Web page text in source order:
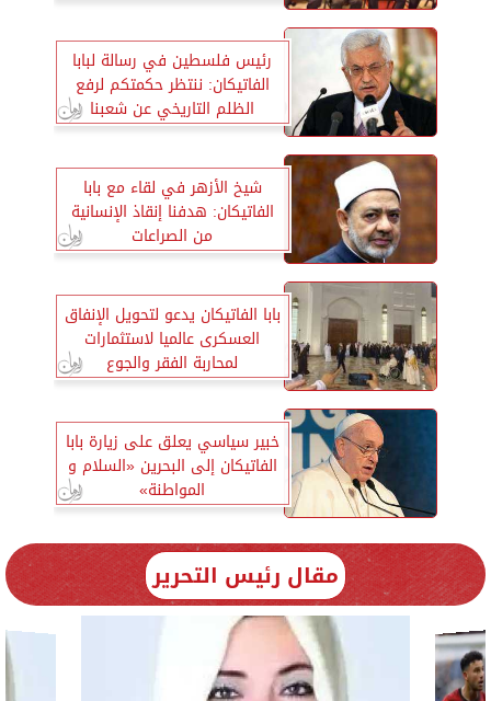
رئيس فلسطين في رسالة لبابا
الفاتيكان: ننتظر حكمتكم لرفع
الظلم التاريخي عن شعبنا
شيخ الأزهر في لقاء مع بابا
الفاتيكان: هدفنا إنقاذ الإنسانية
من الصراعات
بابا الفاتيكان يدعو لتحويل الإنفاق
العسكرى عالميا لاستثمارات
لمحاربة الفقر والجوع
خبير سياسي يعلق على زيارة بابا
الفاتيكان إلى البحرين «السلام و
المواطنة»
مقال رئيس التحرير